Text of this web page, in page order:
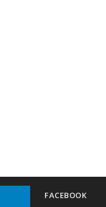
FACEBOOK